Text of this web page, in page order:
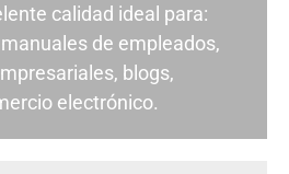
calidad ideal para:
de empleados,
blogs,
electrónico.